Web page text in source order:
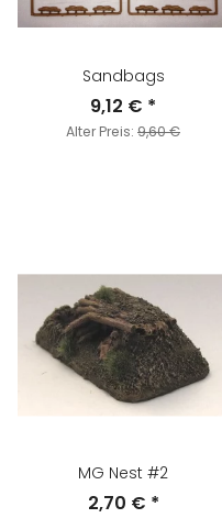
Sandbags
9,12 € *
Alter Preis: 9,60 €
MG Nest #2
2,70 € *